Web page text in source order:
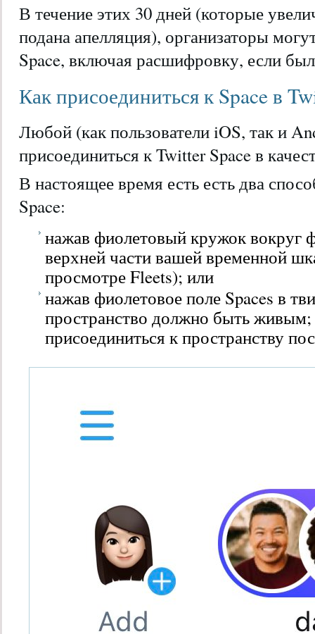
В течение этих 30 дней (которые
подана апелляция), организаторы
Space, включая расшифровку, если
Как присоединиться к Space в
Любой (как пользователи iOS, так и
присоединиться к Twitter Space в
В настоящее время есть есть два
Space:
нажав фиолетовый кружок вокруг
верхней части вашей временной
просмотре Fleets); или
нажав фиолетовое поле Spaces в
пространство должно быть
присоединиться к пространству